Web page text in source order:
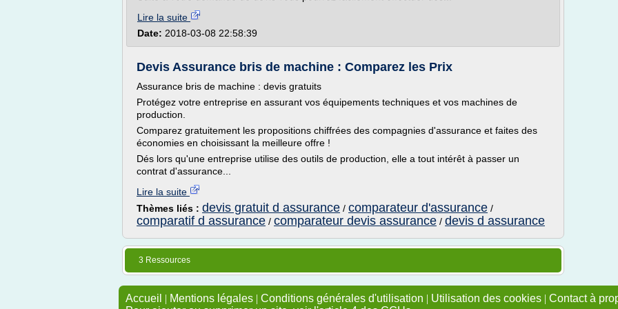
Lire la suite
Date: 2018-03-08 22:58:39
Devis Assurance bris de machine : Comparez les Prix
Assurance bris de machine : devis gratuits
Protégez votre entreprise en assurant vos équipements techniques et vos machines de
production.
Comparez gratuitement les propositions chiffrées des compagnies d'assurance et faites des
économies en choisissant la meilleure offre !
Dés lors qu'une entreprise utilise des outils de production, elle a tout intérêt à passer un
contrat d'assurance...
Lire la suite
Thèmes liés : devis gratuit d assurance / comparateur d'assurance /
comparatif d assurance / comparateur devis assurance / devis d assurance
3 Ressources
Accueil | Mentions légales | Conditions générales d'utilisation | Utilisation des cookies | Contact à